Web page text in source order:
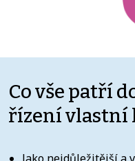
Co vše patří
řízení vlastní
Jako nejdůležitější a